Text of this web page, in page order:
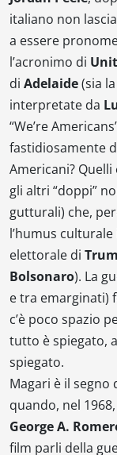
italiano non
a essere
l’acronimo di
di Adelaide(sia
interpretate da
“We’re Americans
fastidiosamente
Americani?
gli altri “doppi”
gutturali) che,
l’humus
elettorale di
Bolsonaro). La
e tra emarginati)
c’è poco spazio
tutto è spiegato,
spiegato.
Magari è il segno
quando, nel
George A.
film parli della